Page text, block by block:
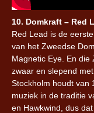
10. Domkraft – Red
Red Lead is de
van het Zweedse
Magnetic Eye. En die
zwaar en slepend
Stockholm houdt van
muziek in de traditie
en Hawkwind, dus